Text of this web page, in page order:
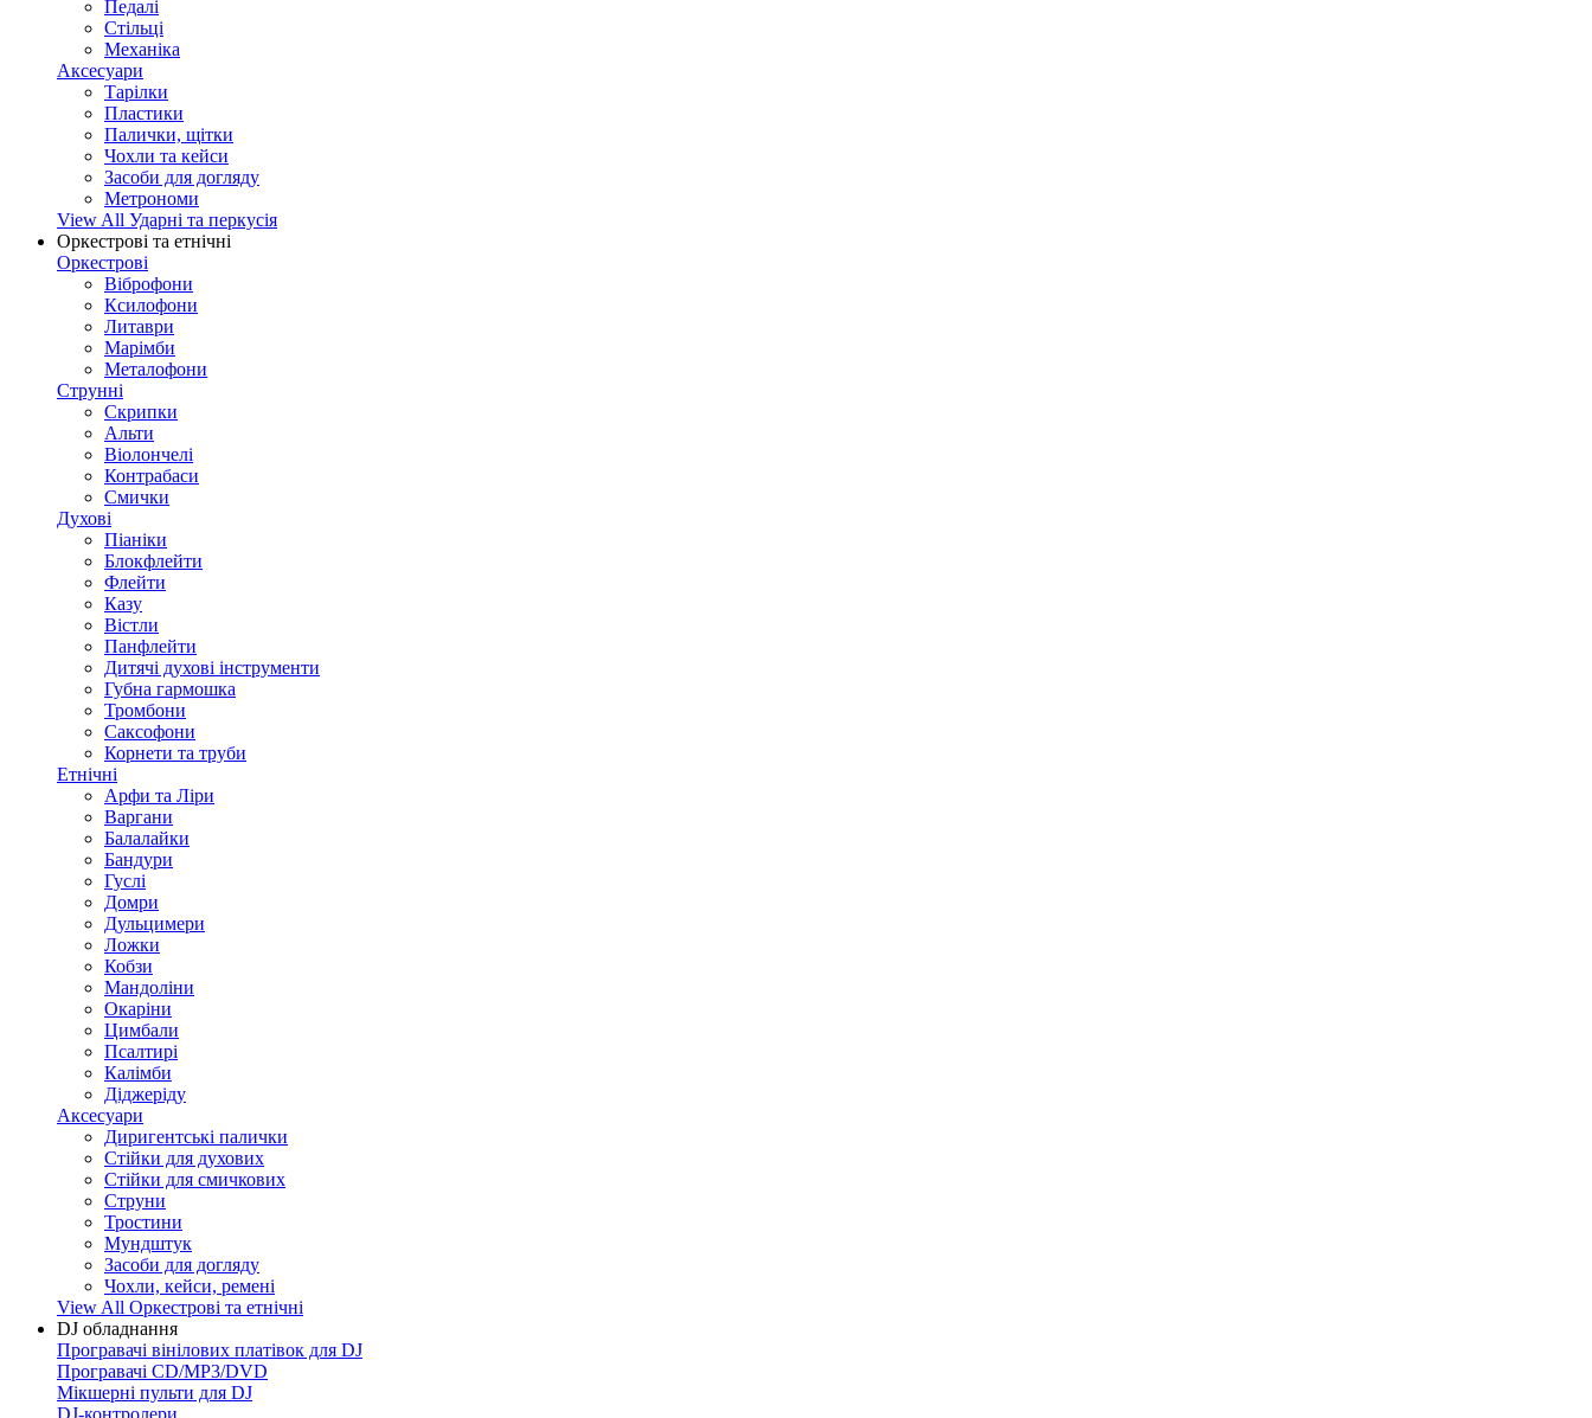
Педалі
Стільці
Механіка
Аксесуари
Тарілки
Пластики
Палички, щітки
Чохли та кейси
Засоби для догляду
Метрономи
View All Ударні та перкусія
Оркестрові та етнічні
Оркестрові
Віброфони
Ксилофони
Литаври
Марімби
Металофони
Струнні
Скрипки
Альти
Віолончелі
Контрабаси
Смички
Духові
Піаніки
Блокфлейти
Флейти
Казу
Вістли
Панфлейти
Дитячі духові інструменти
Губна гармошка
Тромбони
Саксофони
Корнети та труби
Етнічні
Арфи та Ліри
Варгани
Балалайки
Бандури
Гуслі
Домри
Дульцимери
Ложки
Кобзи
Мандоліни
Окаріни
Цимбали
Псалтирі
Калімби
Діджеріду
Аксесуари
Диригентські палички
Стійки для духових
Стійки для смичкових
Струни
Тростини
Мундштук
Засоби для догляду
Чохли, кейси, ремені
View All Оркестрові та етнічні
DJ обладнання
Програвачі вінілових платівок для DJ
Програвачі CD/MP3/DVD
Мікшерні пульти для DJ
DJ-контролери